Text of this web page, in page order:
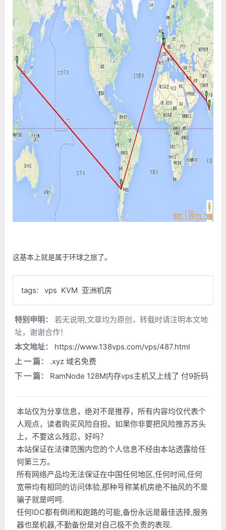
这基本上就是属于环球之旅了。
tags: vps KVM 亚洲机房
特别申明：
若无说明,文章均为原创，转载时请注明本文地
址，谢谢合作！
本文地址：
https://www.138vps.com/vps/487.html
上 一 篇：
.xyz 域名免费
下 一 篇：
RamNode 128M内存vps主机又上线了 付9折码
本站仅为分享信息，绝对不是推荐，所有内容均仅代表个
人观点，读者购买风险自担。如果你非要把风险推苏苏头
上，不要这么残忍，好吗？
本站保证在法律范围内您的个人信息不经由本站透露给任
何第三方。
所有网络产品均无法保证在中国任何地区,任何时间,任何
宽带均有相同的访问体验,那种号称某机房绝不抽风的不是
骗子就是呵呵.
任何IDC都有倒闭和跑路的可能,备份永远是最佳选择,服务
器也是机器,不勤备份是对自己极不负责的表现.